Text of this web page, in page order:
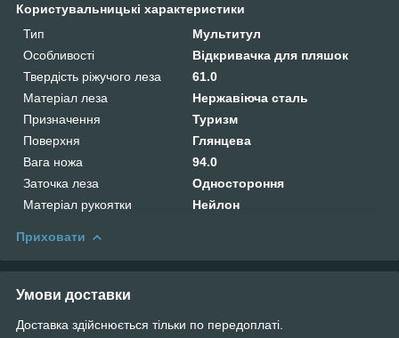
Користувальницькі характеристики
Тип
Мультитул
Особливості
Відкривачка для пляшок
Твердість ріжучого леза
61.0
Матеріал леза
Нержавіюча сталь
Призначення
Туризм
Поверхня
Глянцева
Вага ножа
94.0
Заточка леза
Одностороння
Матеріал рукоятки
Нейлон
Приховати
Умови доставки
Доставка здійснюється тільки по передоплаті.